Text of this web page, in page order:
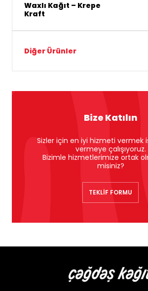
Waxlı Kağıt – Krepe
Kraft
Diğer Ürünler
Bize Katılın
Sizler için en iyi hizmeti vermek
vermeye çalışıyoruz.
Bizimle hizmetlerimize ortak
misiniz?
TEKLİF FORMU